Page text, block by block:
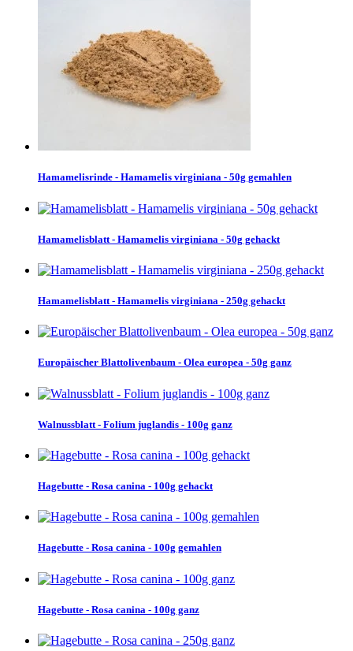
Hamamelisrinde - Hamamelis virginiana - 50g gemahlen
Hamamelisblatt - Hamamelis virginiana - 50g gehackt
Hamamelisblatt - Hamamelis virginiana - 250g gehackt
Europäischer Blattolivenbaum - Olea europea - 50g ganz
Walnussblatt - Folium juglandis - 100g ganz
Hagebutte - Rosa canina - 100g gehackt
Hagebutte - Rosa canina - 100g gemahlen
Hagebutte - Rosa canina - 100g ganz